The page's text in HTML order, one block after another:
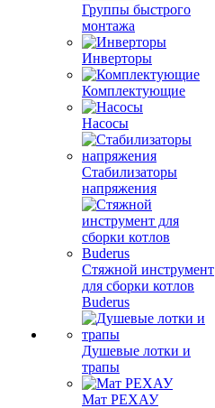
Группы быстрого
монтажа
Инверторы
Комплектующие
Насосы
Стабилизаторы
напряжения
Стяжной инструмент
для сборки котлов
Buderus
Душевые лотки и
трапы
Мат РЕХАУ